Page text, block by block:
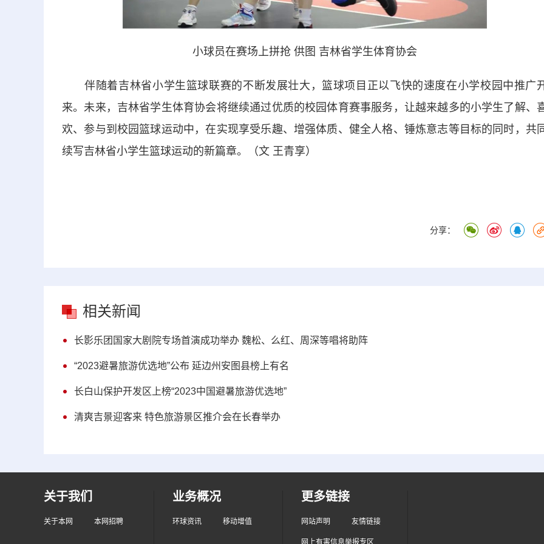
小球员在赛场上拼抢 供图 吉林省学生体育协会
伴随着吉林省小学生篮球联赛的不断发展壮大，篮球项目正以飞快的速度在小学校园中推广
来。未来，吉林省学生体育协会将继续通过优质的校园体育赛事服务，让越来越多的小学生了解、
欢、参与到校园篮球运动中，在实现享受乐趣、增强体质、健全人格、锤炼意志等目标的同时，共
续写吉林省小学生篮球运动的新篇章。（文 王青享）
分享：
相关新闻
长影乐团国家大剧院专场首演成功举办 魏松、么红、周深等唱将助阵
“2023避暑旅游优选地”公布 延边州安图县榜上有名
长白山保护开发区上榜“2023中国避暑旅游优选地”
清爽吉景迎客来 特色旅游景区推介会在长春举办
关于我们
关于本网 本网招聘
业务概况
环球资讯 移动增值
更多链接
网站声明 友情链接
网上有害信息举报专区